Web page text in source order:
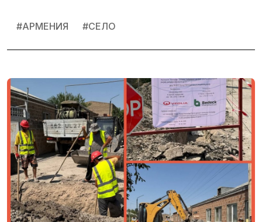
#АРМЕНИЯ #СЕЛО